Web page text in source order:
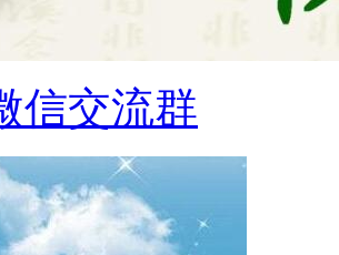
信交流群